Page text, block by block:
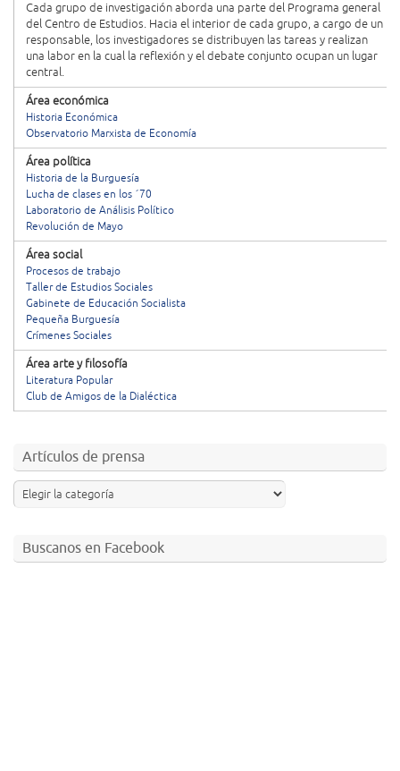
Cada grupo de investigación aborda una parte del Programa general
del Centro de Estudios. Hacia el interior de cada grupo, a cargo de un
responsable, los investigadores se distribuyen las tareas y realizan
una labor en la cual la reflexión y el debate conjunto ocupan un lugar
central.
Área económica
Historia Económica
Observatorio Marxista de Economía
Área política
Historia de la Burguesía
Lucha de clases en los ´70
Laboratorio de Análisis Político
Revolución de Mayo
Área social
Procesos de trabajo
Taller de Estudios Sociales
Gabinete de Educación Socialista
Pequeña Burguesía
Crímenes Sociales
Área arte y filosofía
Literatura Popular
Club de Amigos de la Dialéctica
Artículos de prensa
Buscanos en Facebook